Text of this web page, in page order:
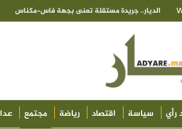
الديار.. جريدة مستقلة تعنى بجهة فاس-مكناس
رأي سياسة اقتصاد رياضة مجتمع